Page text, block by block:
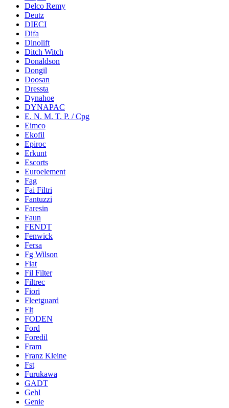
Delco Remy
Deutz
DIECI
Difa
Dinolift
Ditch Witch
Donaldson
Dongil
Doosan
Dressta
Dynahoe
DYNAPAC
E. N. M. T. P. / Cpg
Eimco
Ekofil
Epiroc
Erkunt
Escorts
Euroelement
Fag
Fai Filtri
Fantuzzi
Faresin
Faun
FENDT
Fenwick
Fersa
Fg Wilson
Fiat
Fil Filter
Filtrec
Fiori
Fleetguard
Flt
FODEN
Ford
Foredil
Fram
Franz Kleine
Fst
Furukawa
GADT
Gehl
Genie